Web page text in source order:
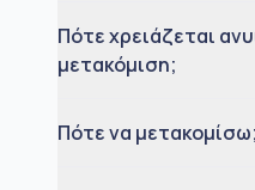
Πότε χρειάζεται
μετακόμιση;
Πότε να μετακομίσω;